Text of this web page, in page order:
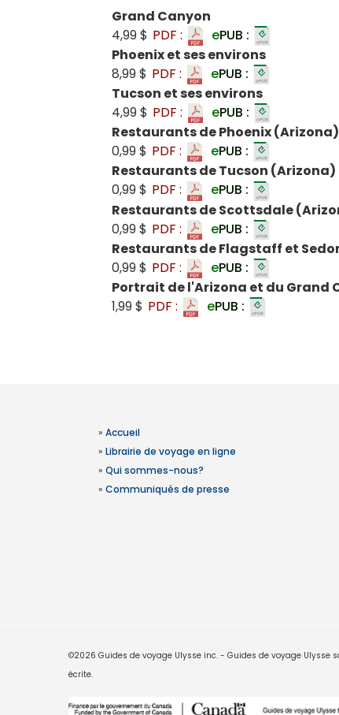
Grand Canyon
4,99 $ PDF : ePUB :
Phoenix et ses environs
8,99 $ PDF : ePUB :
Tucson et ses environs
4,99 $ PDF : ePUB :
Restaurants de Phoenix (Arizona)
0,99 $ PDF : ePUB :
Restaurants de Tucson (Arizona)
0,99 $ PDF : ePUB :
Restaurants de Scottsdale
0,99 $ PDF : ePUB :
Restaurants de Flagstaff et
0,99 $ PDF : ePUB :
Portrait de l'Arizona et du Grand
1,99 $ PDF : ePUB :
» Accueil
» Librairie de voyage en ligne
» Qui sommes-nous?
» Communiqués de presse
©2026 Guides de voyage Ulysse inc. - Guides de voyage
écrite.